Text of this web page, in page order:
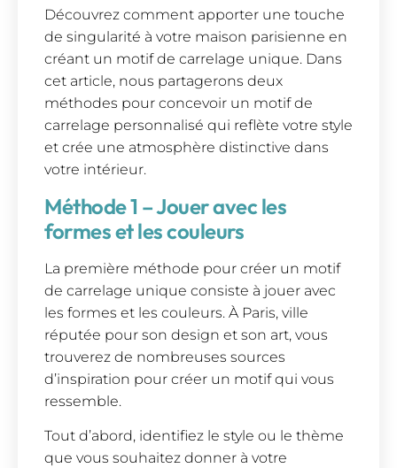
Découvrez comment apporter une touche
de singularité à votre maison parisienne en
créant un motif de carrelage unique. Dans
cet article, nous partagerons deux
méthodes pour concevoir un motif de
carrelage personnalisé qui reflète votre style
et crée une atmosphère distinctive dans
votre intérieur.
Méthode 1 – Jouer avec les
formes et les couleurs
La première méthode pour créer un motif
de carrelage unique consiste à jouer avec
les formes et les couleurs. À Paris, ville
réputée pour son design et son art, vous
trouverez de nombreuses sources
d’inspiration pour créer un motif qui vous
ressemble.
Tout d’abord, identifiez le style ou le thème
que vous souhaitez donner à votre